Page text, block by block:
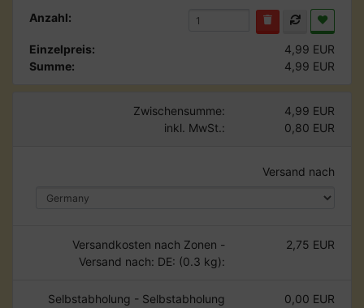
Anzahl:
Einzelpreis:
4,99 EUR
Summe:
4,99 EUR
Zwischensumme:
4,99 EUR
inkl. MwSt.:
0,80 EUR
Versand nach
Versandkosten nach Zonen -
Versand nach: DE: (0.3 kg):
2,75 EUR
Selbstabholung - Selbstabholung
0,00 EUR